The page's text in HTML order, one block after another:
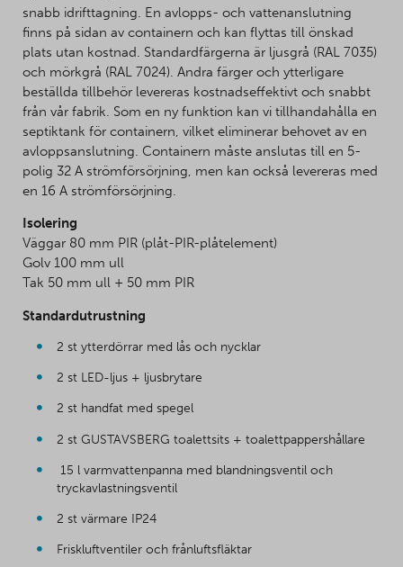
snabb idrifttagning. En avlopps- och vattenanslutning
finns på sidan av containern och kan flyttas till önskad
plats utan kostnad. Standardfärgerna är ljusgrå (RAL 7035)
och mörkgrå (RAL 7024). Andra färger och ytterligare
beställda tillbehör levereras kostnadseffektivt och snabbt
från vår fabrik. Som en ny funktion kan vi tillhandahålla en
septiktank för containern, vilket eliminerar behovet av en
avloppsanslutning. Containern måste anslutas till en 5-
polig 32 A strömförsörjning, men kan också levereras med
en 16 A strömförsörjning.
Isolering
Väggar 80 mm PIR (plåt-PIR-plåtelement)
Golv 100 mm ull
Tak 50 mm ull + 50 mm PIR
Standardutrustning
2 st ytterdörrar med lås och nycklar
2 st LED-ljus + ljusbrytare
2 st handfat med spegel
2 st GUSTAVSBERG toalettsits + toalettpappershållare
15 l varmvattenpanna med blandningsventil och
tryckavlastningsventil
2 st värmare IP24
Friskluftventiler och frånluftsfläktar